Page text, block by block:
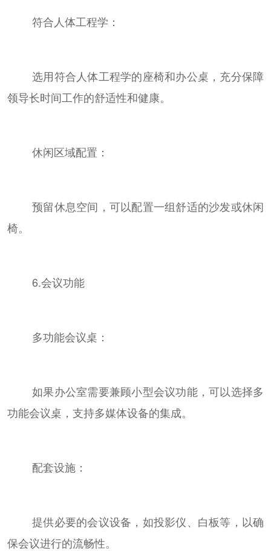
符合人体工程学：
选用符合人体工程学的座椅和办公桌，充分保障
领导长时间工作的舒适性和健康。
休闲区域配置：
预留休息空间，可以配置一组舒适的沙发或休闲
椅。
6.会议功能
多功能会议桌：
如果办公室需要兼顾小型会议功能，可以选择多
功能会议桌，支持多媒体设备的集成。
配套设施：
提供必要的会议设备，如投影仪、白板等，以确
保会议进行的流畅性。